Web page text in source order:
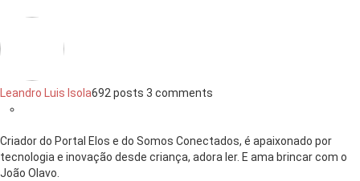
Leandro Luis Isola692 posts 3 comments
Criador do Portal Elos e do Somos Conectados, é apaixonado por
tecnologia e inovação desde criança, adora ler. E ama brincar com o
João Olavo.